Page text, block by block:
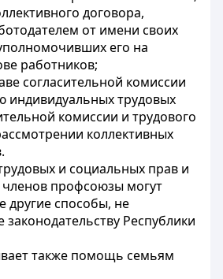
договора,
от имени своих
его на
работников;
согласительной комиссии
индивидуальных трудовых
комиссии и трудового
коллективных
и социальных прав и
членов профсоюзы могут
другие способы, не
Республики
также помощь семьям